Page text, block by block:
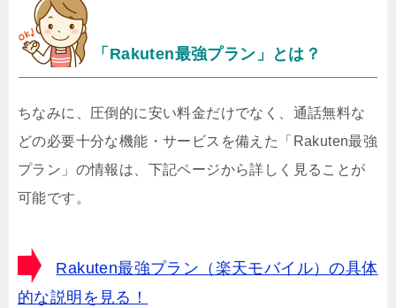
「Rakuten最強プラン」とは？
ちなみに、圧倒的に安い料金だけでなく、通話無料な
どの必要十分な機能・サービスを備えた「Rakuten最強
プラン」の情報は、下記ページから詳しく見ることが
可能です。
Rakuten最強プラン（楽天モバイル）の具体
的な説明を見る！